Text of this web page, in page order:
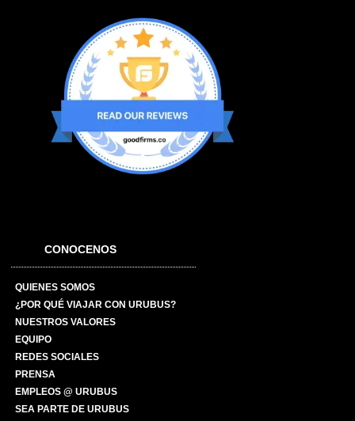
CONOCENOS
QUIENES SOMOS
¿POR QUÉ VIAJAR CON URUBUS?
NUESTROS VALORES
EQUIPO
REDES SOCIALES
PRENSA
EMPLEOS @ URUBUS
SEA PARTE DE URUBUS